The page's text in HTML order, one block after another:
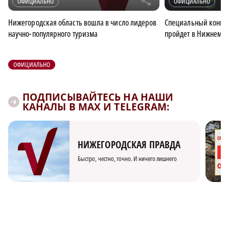
Нижегородская область вошла в число лидеров
научно-популярного туризма
Специальный
пройдет в Нижнем
ОФИЦИАЛЬНО
ПОДПИСЫВАЙТЕСЬ НА НАШИ
КАНАЛЫ В MAX И TELEGRAM:
НИЖЕГОРОДСКАЯ ПРАВДА
Быстро, честно, точно. И ничего лишнего